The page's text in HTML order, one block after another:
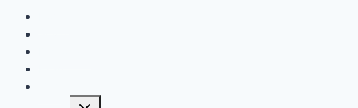
Toggle